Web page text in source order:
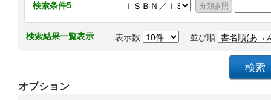
検索条件5
検索結果一覧表示 表示数 並び順
オプション